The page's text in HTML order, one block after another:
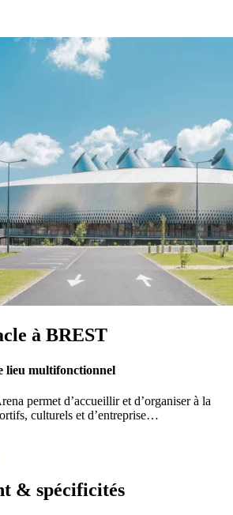
à BREST
lieu multifonctionnel
permet d’accueillir et d’organiser à la
culturels et d’entreprise…
& spécificités